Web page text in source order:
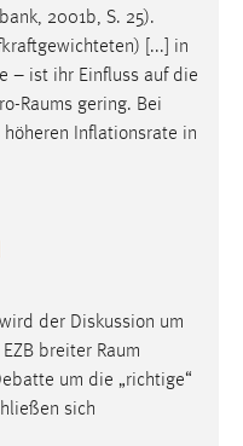
2001b, S. 25).
[...] in
– ist ihr Einfluss auf die
Raums gering. Bei
Inflationsrate in
der Diskussion um
breiter Raum
um die „richtige“
sich